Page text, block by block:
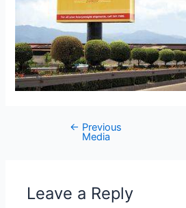
← Previous
Media
Leave a Reply